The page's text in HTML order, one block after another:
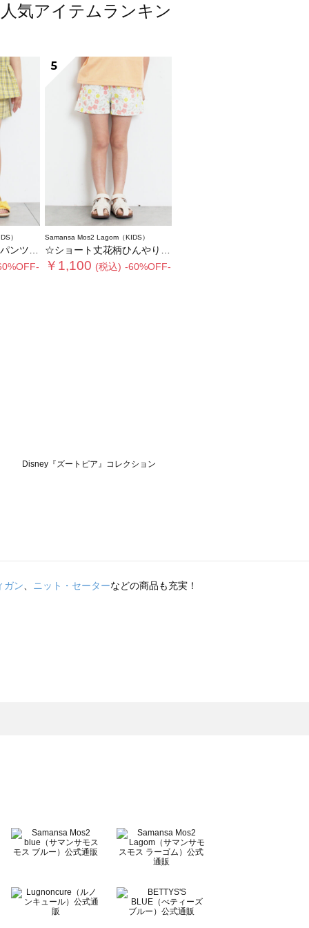
気アイテムランキン
）
アップ可)
5
Samansa Mos2 Lagom（KIDS）
☆ショート丈花柄ひんやりパンツ
￥1,100 (税込) -60%OFF-
ガン、 ニット・セーターなどの商品も充実！